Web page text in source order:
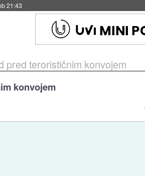
21:43
pred terorističnim konvojem
konvojem